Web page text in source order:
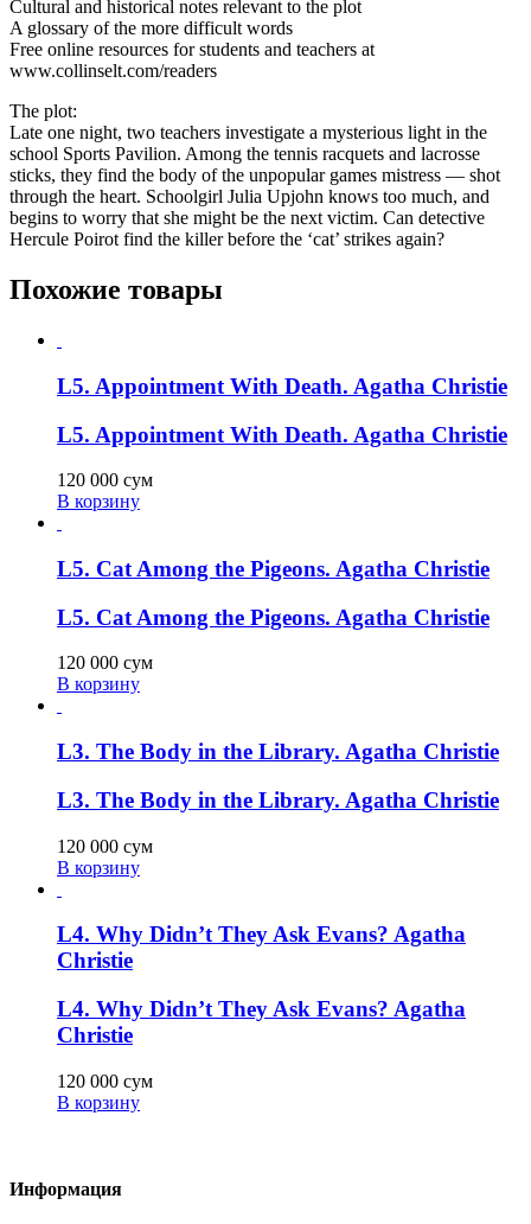
Cultural and historical notes relevant to the plot
A glossary of the more difficult words
Free online resources for students and teachers at
www.collinselt.com/readers
The plot:
Late one night, two teachers investigate a mysterious light in the
school Sports Pavilion. Among the tennis racquets and lacrosse
sticks, they find the body of the unpopular games mistress — shot
through the heart. Schoolgirl Julia Upjohn knows too much, and
begins to worry that she might be the next victim. Can detective
Hercule Poirot find the killer before the ‘cat’ strikes again?
Похожие товары
L5. Appointment With Death. Agatha Christie
L5. Appointment With Death. Agatha Christie
120 000 сум
В корзину
L5. Cat Among the Pigeons. Agatha Christie
L5. Cat Among the Pigeons. Agatha Christie
120 000 сум
В корзину
L3. The Body in the Library. Agatha Christie
L3. The Body in the Library. Agatha Christie
120 000 сум
В корзину
L4. Why Didn’t They Ask Evans? Agatha
Christie
L4. Why Didn’t They Ask Evans? Agatha
Christie
120 000 сум
В корзину
Информация